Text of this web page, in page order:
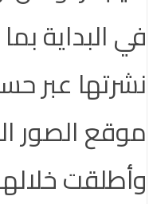
في البداية
نشرتها عبر
موقع الصور
وأطلقت خلالها